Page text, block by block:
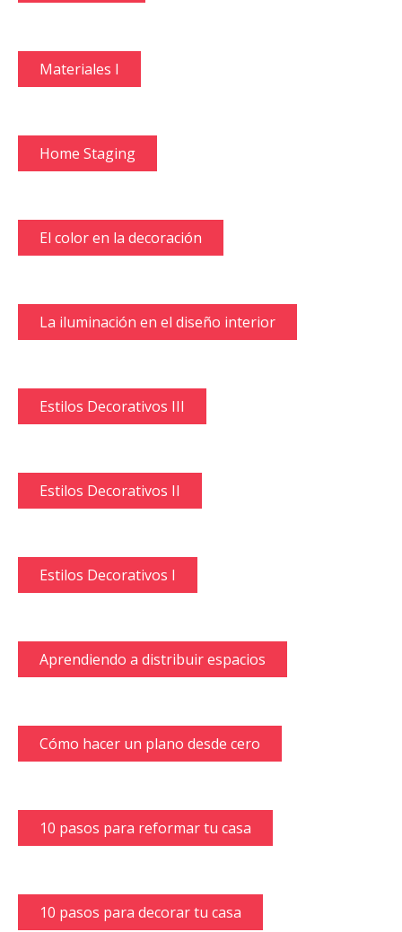
Materiales I
Home Staging
El color en la decoración
La iluminación en el diseño interior
Estilos Decorativos III
Estilos Decorativos II
Estilos Decorativos I
Aprendiendo a distribuir espacios
Cómo hacer un plano desde cero
10 pasos para reformar tu casa
10 pasos para decorar tu casa